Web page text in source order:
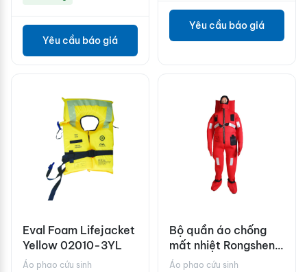
Yêu cầu báo giá
Yêu cầu báo giá
Eval Foam Lifejacket
Yellow 02010-3YL
Áo phao cứu sinh
Bộ quần áo chống
mất nhiệt Rongsheng
RSF-II
Áo phao cứu sinh